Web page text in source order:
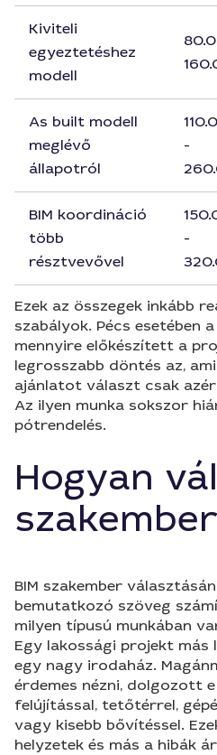
Kiviteli
egyeztetéshez
modell
As built modell
meglévő
állapotról
-
BIM koordináció
több
résztvevővel
-
Ezek az összegek inkább
szabályok. Pécs esetében
mennyire előkészített a
legrosszabb döntés az,
ajánlatot választ csak
Az ilyen munka sokszor
pótrendelés.
Hogyan
BIM szakember
bemutatkozó szöveg
milyen típusú munkában
Egy lakossági projekt más
egy nagy irodaház.
érdemes nézni, dolgozott
felújítással, tetőtérrel,
vagy kisebb bővítéssel.
helyzetek és más a hibák